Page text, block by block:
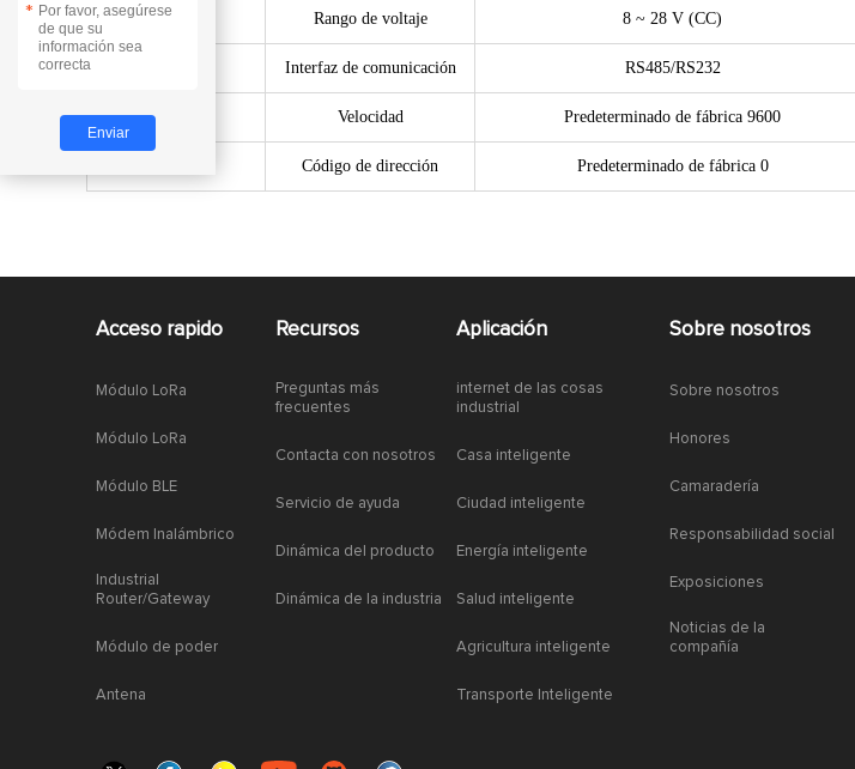
Rango de voltaje 8 ~ 28 V (CC)
Interfaz de comunicación RS485/RS232
Velocidad Predeterminado de fábrica 9600
Código de dirección Predeterminado de fábrica 0
Acceso rapido
Módulo LoRa
Módulo LoRa
Módulo BLE
Módem Inalámbrico
Industrial
Router/Gateway
Módulo de poder
Antena
Recursos
Preguntas más
frecuentes
Contacta con nosotros
Servicio de ayuda
Dinámica del producto
Dinámica de la industria
Aplicación
internet de las cosas
industrial
Casa inteligente
Ciudad inteligente
Energía inteligente
Salud inteligente
Agricultura inteligente
Transporte Inteligente
Sobre nosotros
Sobre nosotros
Honores
Camaradería
Responsabilidad social
Exposiciones
Noticias de la
compañía
*